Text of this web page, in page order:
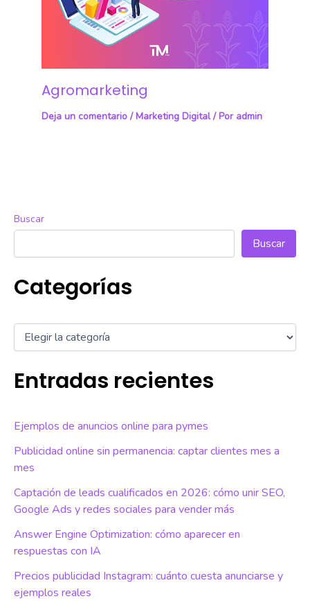
Agromarketing
Deja un comentario /Marketing Digital/ Por admin
Buscar
Buscar
Categorías
Entradas recientes
Ejemplos de anuncios online para pymes
Publicidad online sin permanencia: captar clientes mes a
mes
Captación de leads cualificados en 2026: cómo unir SEO,
Google Ads y redes sociales para vender más
Answer Engine Optimization: cómo aparecer en
respuestas con IA
Precios publicidad Instagram: cuánto cuesta anunciarse y
ejemplos reales